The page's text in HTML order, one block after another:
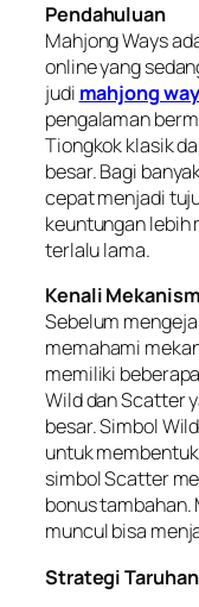
Pendahuluan
Mahjong Ways
online yang
judi mahjong
pengalaman
Tiongkok klasik
besar. Bagi
cepat menjadi
keuntungan lebih
terlalu lama.
Kenali
Sebelum
memahami
memiliki
Wild dan Scatter
besar. Simbol
untuk
simbol Scatter
bonus tambahan.
muncul bisa
Strategi